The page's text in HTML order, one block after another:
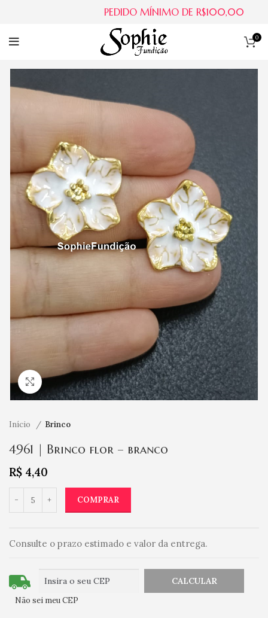
0
Clique para ampliar
Início Brinco
4961 | Brinco flor – branco
R$ 4,40
COMPRAR
Consulte o prazo estimado e valor da entrega.
Não sei meu CEP
PEDIDO MÍNIMO DE R$100,00